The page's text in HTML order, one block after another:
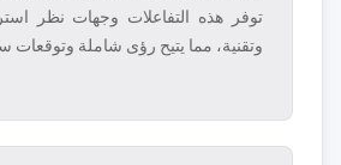
توفر هذه التفاعلات وجهات نظر
وتقنية، مما يتيح رؤى شاملة وتوقعات